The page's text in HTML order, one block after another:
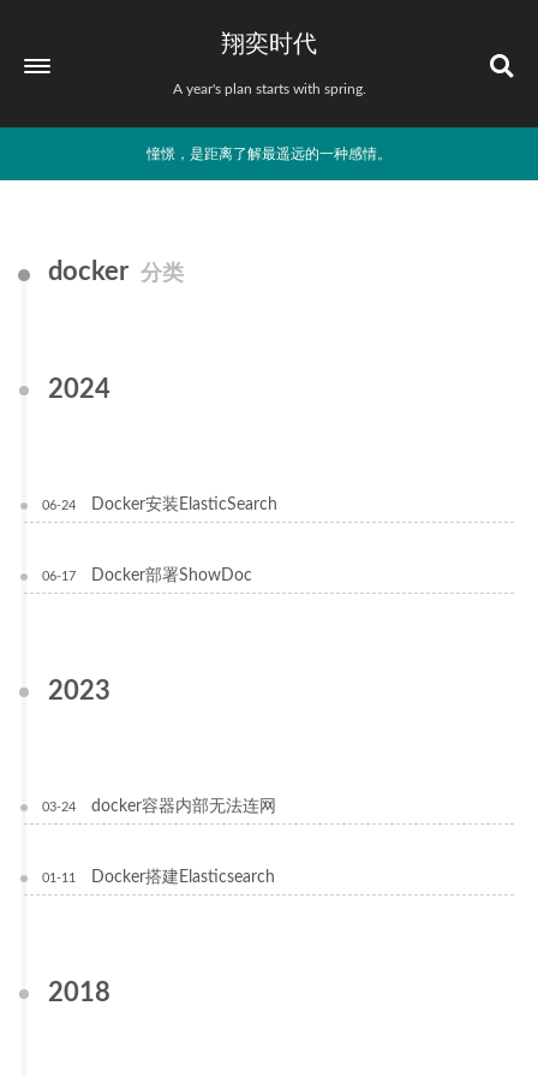
翔奕时代
A year's plan starts with spring.
憧憬，是距离了解最遥远的一种感情。
docker 分类
2024
06-24 Docker安装ElasticSearch
06-17 Docker部署ShowDoc
2023
03-24 docker容器内部无法连网
01-11 Docker搭建Elasticsearch
2018